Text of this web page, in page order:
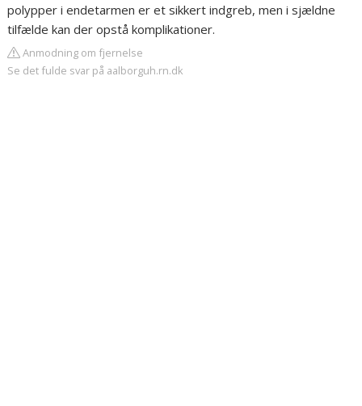
polypper i endetarmen er et sikkert indgreb, men i sjældne
tilfælde kan der opstå komplikationer.
Anmodning om fjernelse
Se det fulde svar på aalborguh.rn.dk